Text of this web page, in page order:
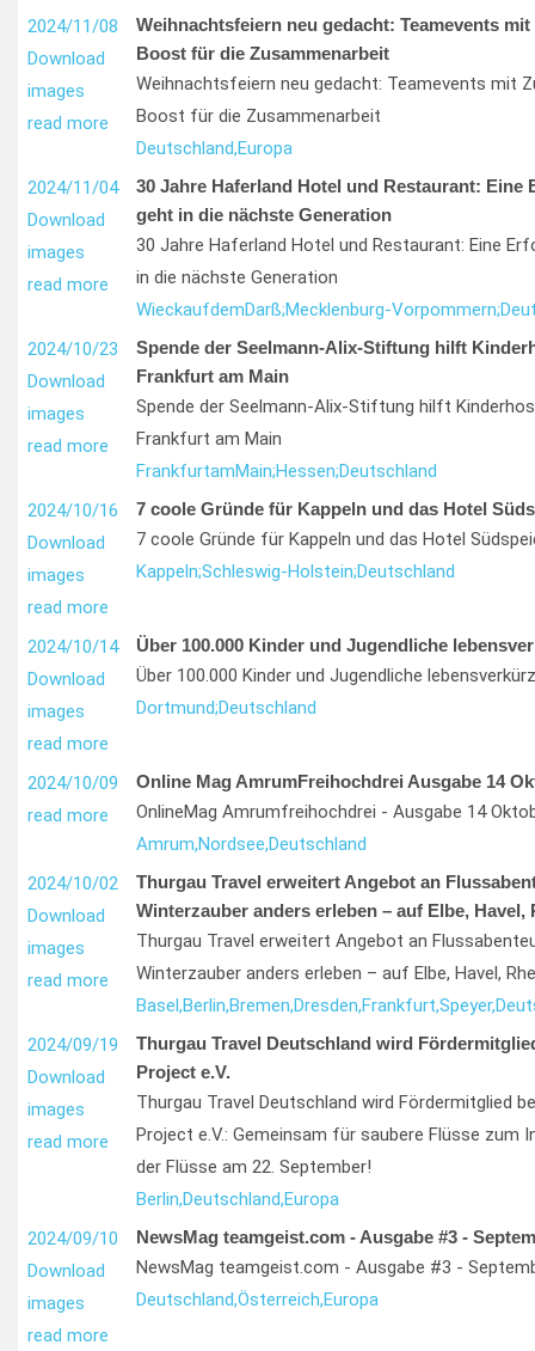
2024/11/08
Download
images
read more
Weihnachtsfeiern neu gedacht: Teamevents
Boost für die Zusammenarbeit
Weihnachtsfeiern neu gedacht: Teamevents mit
Boost für die Zusammenarbeit
Deutschland,Europa
2024/11/04
Download
images
read more
30 Jahre Haferland Hotel und Restaurant: Eine
geht in die nächste Generation
30 Jahre Haferland Hotel und Restaurant: Eine
in die nächste Generation
WieckaufdemDarß;Mecklenburg-Vorpommern;
2024/10/23
Download
images
read more
Spende der Seelmann-Alix-Stiftung hilft
Frankfurt am Main
Spende der Seelmann-Alix-Stiftung hilft
Frankfurt am Main
FrankfurtamMain;Hessen;Deutschland
2024/10/16
Download
images
read more
7 coole Gründe für Kappeln und das Hotel
7 coole Gründe für Kappeln und das Hotel
Kappeln;Schleswig-Holstein;Deutschland
2024/10/14
Download
images
read more
Über 100.000 Kinder und Jugendliche
Über 100.000 Kinder und Jugendliche
Dortmund;Deutschland
2024/10/09
read more
Online Mag AmrumFreihochdrei Ausgabe 14
OnlineMag Amrumfreihochdrei - Ausgabe 14
Amrum,Nordsee,Deutschland
2024/10/02
Download
images
read more
Thurgau Travel erweitert Angebot an
Winterzauber anders erleben – auf Elbe, Havel,
Thurgau Travel erweitert Angebot an
Winterzauber anders erleben – auf Elbe, Havel,
Basel,Berlin,Bremen,Dresden,Frankfurt,Speyer,
2024/09/19
Download
images
read more
Thurgau Travel Deutschland wird
Project e.V.
Thurgau Travel Deutschland wird Fördermitglied
Project e.V.: Gemeinsam für saubere Flüsse zum
der Flüsse am 22. September!
Berlin,Deutschland,Europa
2024/09/10
Download
images
read more
NewsMag teamgeist.com - Ausgabe #3 -
NewsMag teamgeist.com - Ausgabe #3 -
Deutschland,Österreich,Europa